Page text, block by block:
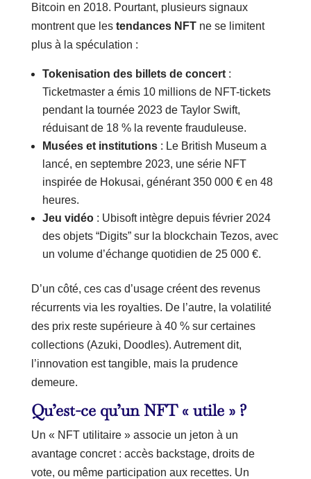
Bitcoin en 2018. Pourtant, plusieurs signaux
montrent que les tendances NFTne se limitent
plus à la spéculation :
Tokenisation des billets de concert:
Ticketmaster a émis 10 millions de NFT-tickets
pendant la tournée 2023 de Taylor Swift,
réduisant de 18 % la revente frauduleuse.
Musées et institutions: Le British Museum a
lancé, en septembre 2023, une série NFT
inspirée de Hokusai, générant 350 000 € en 48
heures.
Jeu vidéo: Ubisoft intègre depuis février 2024
des objets “Digits” sur la blockchain Tezos, avec
un volume d’échange quotidien de 25 000 €.
D’un côté, ces cas d’usage créent des revenus
récurrents via les royalties. De l’autre, la volatilité
des prix reste supérieure à 40 % sur certaines
collections (Azuki, Doodles). Autrement dit,
l’innovation est tangible, mais la prudence
demeure.
Qu’est-ce qu’un NFT « utile » ?
Un « NFT utilitaire » associe un jeton à un
avantage concret : accès backstage, droits de
vote, ou même participation aux recettes. Un